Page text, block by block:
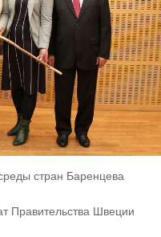
стран Баренцева
Правительства Швеции